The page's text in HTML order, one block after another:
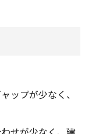
ップが少なく、